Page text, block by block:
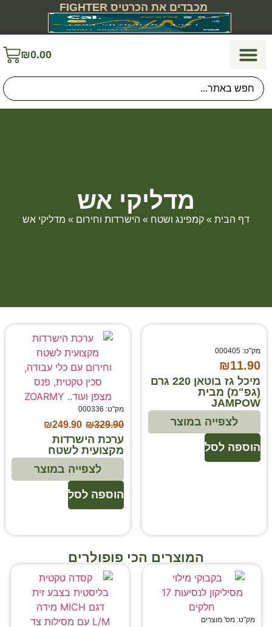
מכבדים את הכרטיס FIGHTER
₪0.00
מדליקי אש
דף הבית » קמפינג ושטח » הישרדות וחירום » מדליקי אש
מק"ט: 000405
₪11.90
מיכל גז בוטאן 220 גרם
(גפ"מ) מבית
JAMPOW
הוספה לסל
לצפייה במוצר
מק"ט: 000336
₪329.90
₪249.90
ערכת הישרדות
מקצועית לשטח
הוספה לסל
לצפייה במוצר
המוצרים הכי פופולרים
מק"ט: מס' מוצרים